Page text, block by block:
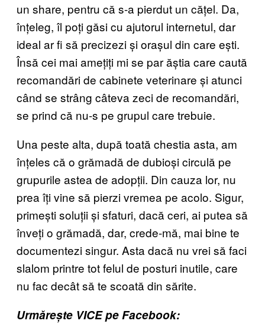
un share, pentru că s-a pierdut un cățel. Da,
înțeleg, îl poți găsi cu ajutorul internetul, dar
ideal ar fi să precizezi și orașul din care ești.
Însă cei mai amețiți mi se par ăștia care caută
recomandări de cabinete veterinare și atunci
când se strâng câteva zeci de recomandări,
se prind că nu-s pe grupul care trebuie.
Una peste alta, după toată chestia asta, am
înțeles că o grămadă de dubioși circulă pe
grupurile astea de adopții. Din cauza lor, nu
prea îți vine să pierzi vremea pe acolo. Sigur,
primești soluții și sfaturi, dacă ceri, ai putea să
înveți o grămadă, dar, crede-mă, mai bine te
documentezi singur. Asta dacă nu vrei să faci
slalom printre tot felul de posturi inutile, care
nu fac decât să te scoată din sărite.
Urmărește VICE pe Facebook: